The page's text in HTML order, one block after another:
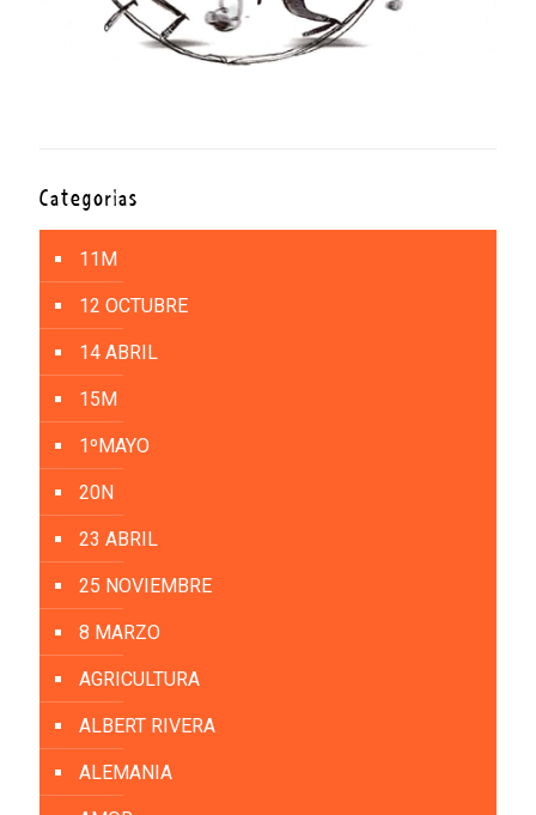
Categorías
11M
12 OCTUBRE
14 ABRIL
15M
1ºMAYO
20N
23 ABRIL
25 NOVIEMBRE
8 MARZO
AGRICULTURA
ALBERT RIVERA
ALEMANIA